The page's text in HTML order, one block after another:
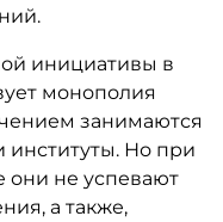
инициативы в
монополия
занимаются
институты. Но при
они не успевают
а также,